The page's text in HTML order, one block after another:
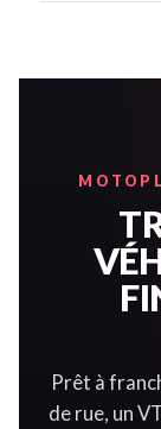
Prêt à
de rue, un